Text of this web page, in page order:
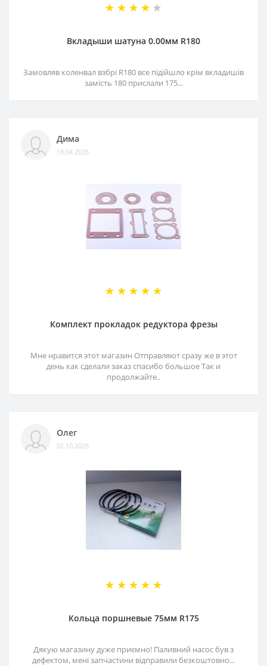
Вкладыши шатуна 0.00мм R180
Замовляв коленвал взбрі R180 все підійшло крім вкладишів
замість 180 прислали 175...
Дима
18.04.2026
Комплект прокладок редуктора фрезы
Мне нравится этот магазин Отправляют сразу же в этот
день как сделали заказ спасибо большое Так и
продолжайте..
Олег
02.10.2025
Кольца поршневые 75мм R175
Дякую магазину дуже приємно! Паливний насос був з
дефектом, мені запчастини відправили безкоштовно...